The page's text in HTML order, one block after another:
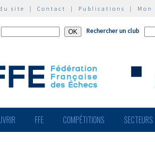
site | Contact | Publications | Mon
Rechercher un club
FFE COMPÉTITIONS SECTEURS